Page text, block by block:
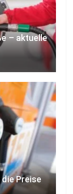
– aktuelle
die Preise